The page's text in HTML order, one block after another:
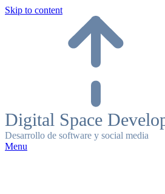
Skip to content
Digital Space
Desarrollo de software y social media
Menu